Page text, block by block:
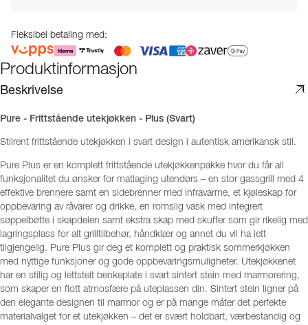
Fleksibel betaling med:
Produktinformasjon
Beskrivelse
Pure - Frittstående utekjøkken - Plus (Svart)
Stilrent frittstående utekjøkken i svart design i autentisk amerikansk stil.
Pure Plus er en komplett frittstående utekjøkkenpakke hvor du får all
funksjonalitet du ønsker for matlaging utendørs – en stor gassgrill med 4
effektive brennere samt en sidebrenner med infravarme, et kjøleskap for
oppbevaring av råvarer og drikke, en romslig vask med integrert
søppelbøtte i skapdelen samt ekstra skap med skuffer som gir rikelig med
lagringsplass for alt grilltilbehør, håndklær og annet du vil ha lett
tilgjengelig. Pure Plus gir deg et komplett og praktisk sommerkjøkken
med nyttige funksjoner og gode oppbevaringsmuligheter. Utekjøkkenet
har en stilig og lettstelt benkeplate i svart sintert stein med marmorering,
som skaper en flott atmosfære på uteplassen din. Sintert stein ligner på
den elegante designen til marmor og er på mange måter det perfekte
materialvalget for et utekjøkken – det er svært holdbart, værbestandig og